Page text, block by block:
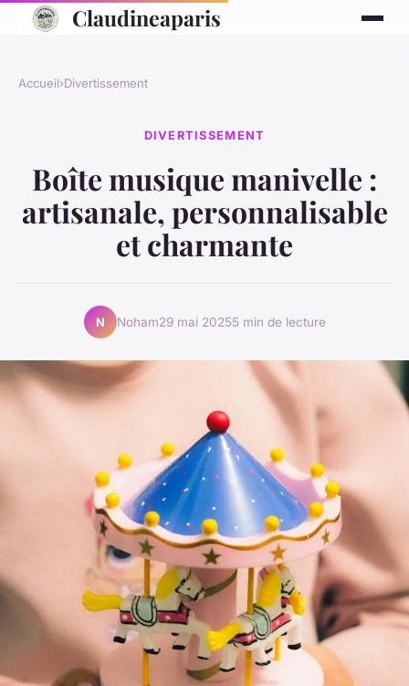
Claudineaparis
Accueil›Divertissement
DIVERTISSEMENT
Boîte musique manivelle :
artisanale, personnalisable
et charmante
N Noham29 mai 20255 min de lecture